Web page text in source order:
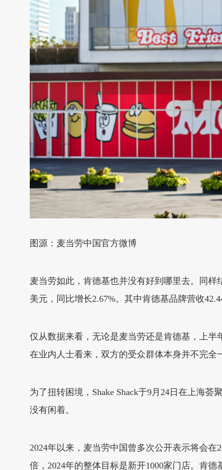
图源：麦当劳中国官方微博
麦当劳如此，肯德基也并没有好到哪里去。同样
美元，同比增长2.67%。其中肯德基品牌营收
仅从数据来看，无论是麦当劳还是肯德基，上
在业内人士看来，双方的受众群体本身并不完全
为了扭转困境，Shake Shack于9月24日在上海
没有闲着。
2024年以来，麦当劳中国曾多次公开表示将会
倍，2024年的整体目标是新开1000家门店。肯